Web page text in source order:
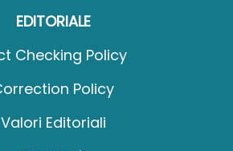
EDITORIALE
Checking Policy
Policy
Valori Editoriali